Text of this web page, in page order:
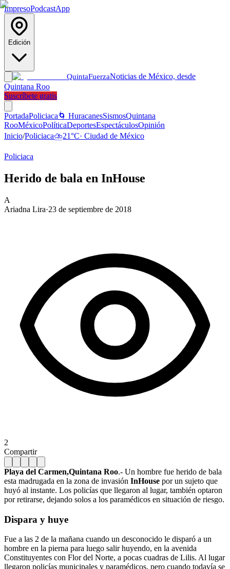
ImpresoPodcastApp
Edición
QuintaFuerzaNoticias de México, desde
Quintana Roo
Suscríbete gratis
PortadaPoliciaca 🌀 HuracanesSismosQuintana
RooMéxicoPolíticaDeportesEspectáculosOpinión
Inicio/Policiaca⛈️21°C· Ciudad de México
Policiaca
Herido de bala en InHouse
A
Ariadna Lira·23 de septiembre de 2018
2
Compartir
Playa del Carmen,Quintana Roo.- Un hombre fue herido de bala
esta madrugada en la zona de invasión InHouse por un sujeto que
huyó al instante. Los policías que llegaron al lugar, también optaron
por retirarse, dejando solos a los paramédicos en situación de riesgo.
Dispara y huye
Fue a las 2 de la mañana cuando un desconocido le disparó a un
hombre en la pierna para luego salir huyendo, en la avenida
Constituyentes con Flor del Norte, a pocas cuadras de Lilis. Al lugar
llegaron policías municipales y paramédicos, pero cuando todavía se